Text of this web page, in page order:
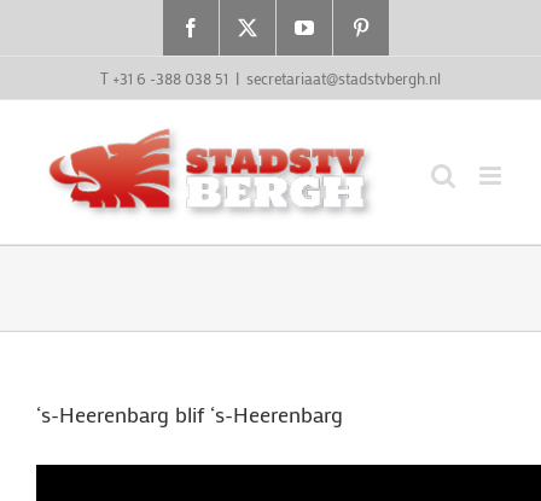
Facebook YouTube
T +31 6 -388 038 51 | secretariaat@stadstvbergh.nl
‘s-Heerenbarg blif ‘s-Heerenbarg